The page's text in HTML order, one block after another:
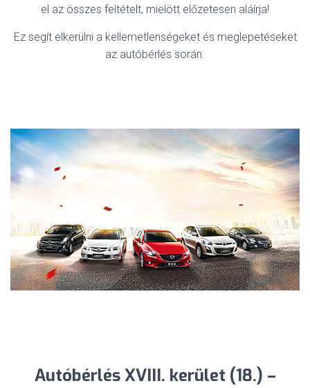
el az összes feltételt, mielött előzetesen aláírja!
Ez segít elkerülni a kellemetlenségeket és meglepetéseket
az autóbérlés során.
Autóbérlés XVIII. kerület (18.) –